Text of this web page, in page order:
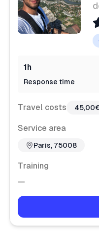
1h
Response time
Travel costs
Service area
Paris, 75008
Training
—